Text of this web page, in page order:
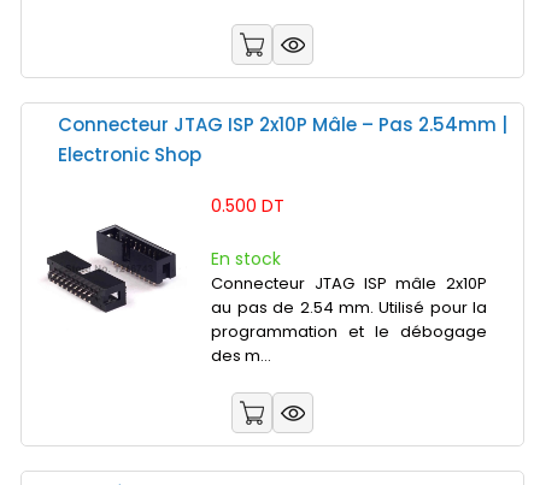
Connecteur JTAG ISP 2x10P Mâle – Pas 2.54mm |
Electronic Shop
0.500 DT
En stock
Connecteur JTAG ISP mâle 2x10P
au pas de 2.54 mm. Utilisé pour la
programmation et le débogage
des m...